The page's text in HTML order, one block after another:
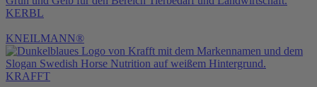
KERBL
KNEILMANN®
KRAFFT